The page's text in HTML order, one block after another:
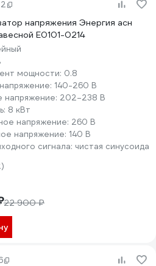
напряжения Энергия асн
Е0101-0214
мощности: 0.8
140-260 В
напряжение: 202–238 В
8 кВт
напряжение: 260 В
напряжение: 140 В
сигнала: чистая синусоида
22 900 ₽